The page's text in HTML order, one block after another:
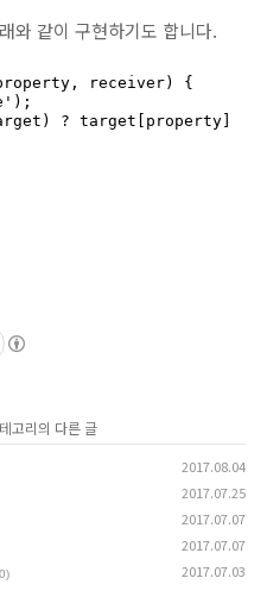
와 같이 구현하기도 합니다.
고리의 다른 글
2017.08.04
2017.07.25
2017.07.07
2017.07.07
2017.07.03